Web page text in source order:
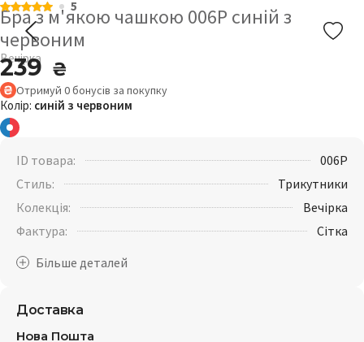
5
Бра з м'якою чашкою 006P синій з
червоним
Вечірка
239 ₴
Отримуй 0бонусів за покупку
Колір: синій з червоним
ID товара:
006P
Стиль:
Трикутники
Колекція:
Вечірка
Фактура:
Сітка
Доставка
Нова Пошта